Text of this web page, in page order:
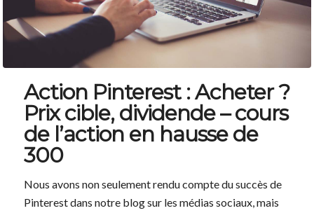
Action Pinterest : Acheter ?
Prix cible, dividende – cours
de l’action en hausse de
300
Nous avons non seulement rendu compte du succès de
Pinterest dans notre blog sur les médias sociaux, mais